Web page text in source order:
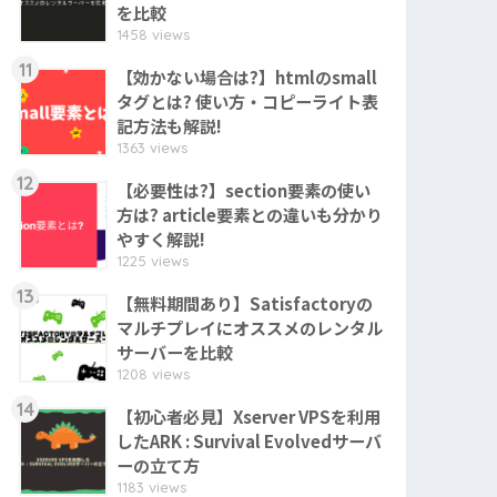
を比較
1458 views
11
【効かない場合は?】htmlのsmall
タグとは? 使い方・コピーライト表
記方法も解説!
1363 views
12
【必要性は?】section要素の使い
方は? article要素との違いも分かり
やすく解説!
1225 views
13
【無料期間あり】Satisfactoryの
マルチプレイにオススメのレンタル
サーバーを比較
1208 views
14
【初心者必見】Xserver VPSを利用
したARK : Survival Evolvedサーバ
ーの立て方
1183 views